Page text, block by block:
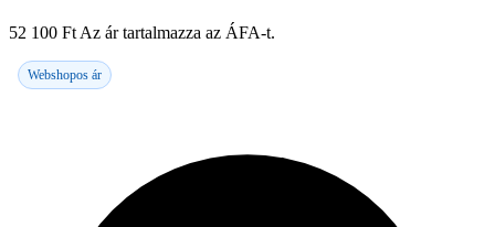
52 100 Ft Az ár tartalmazza az ÁFA-t.
Webshopos ár